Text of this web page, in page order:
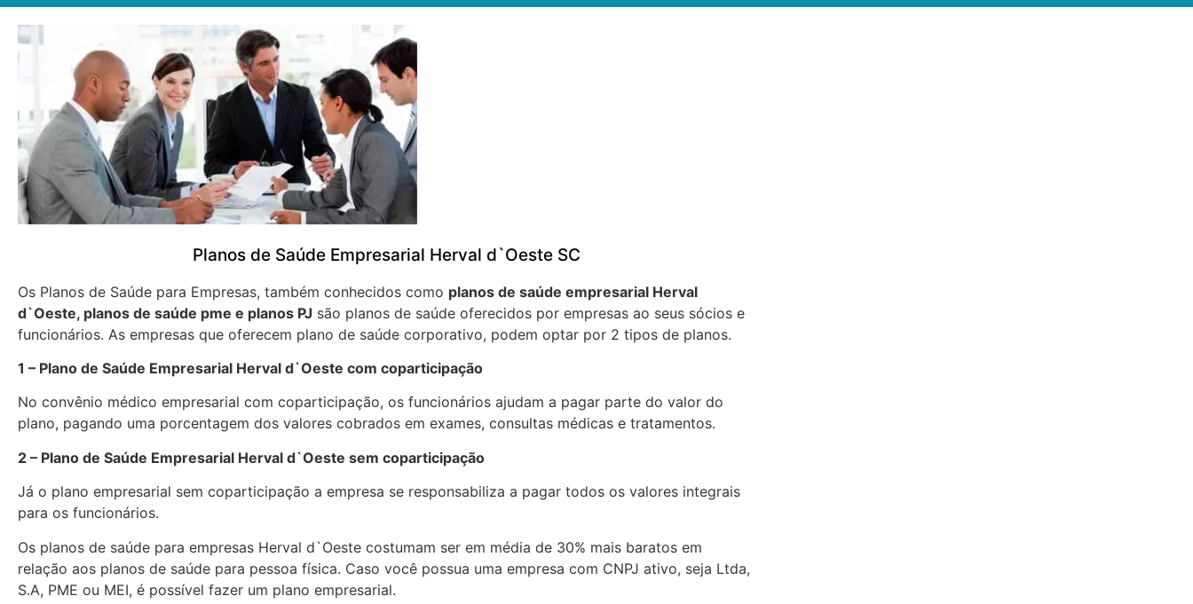
Planos de Saúde Empresarial Herval d`Oeste SC
Os Planos de Saúde para Empresas, também conhecidos como planos de saúde empresarial Herval
d`Oeste, planos de saúde pme e planos PJ são planos de saúde oferecidos por empresas ao seus sócios e
funcionários. As empresas que oferecem plano de saúde corporativo, podem optar por 2 tipos de planos.
1 – Plano de Saúde Empresarial Herval d`Oeste com coparticipação
No convênio médico empresarial com coparticipação, os funcionários ajudam a pagar parte do valor do
plano, pagando uma porcentagem dos valores cobrados em exames, consultas médicas e tratamentos.
2 – Plano de Saúde Empresarial Herval d`Oeste sem coparticipação
Já o plano empresarial sem coparticipação a empresa se responsabiliza a pagar todos os valores integrais
para os funcionários.
Os planos de saúde para empresas Herval d`Oeste costumam ser em média de 30% mais baratos em
relação aos planos de saúde para pessoa física. Caso você possua uma empresa com CNPJ ativo, seja Ltda,
S.A, PME ou MEI, é possível fazer um plano empresarial.